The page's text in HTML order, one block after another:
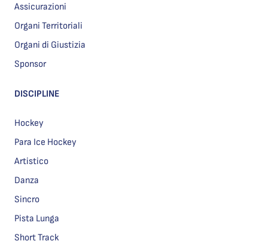
Assicurazioni
Organi Territoriali
Organi di Giustizia
Sponsor
DISCIPLINE
Hockey
Para Ice Hockey
Artistico
Danza
Sincro
Pista Lunga
Short Track